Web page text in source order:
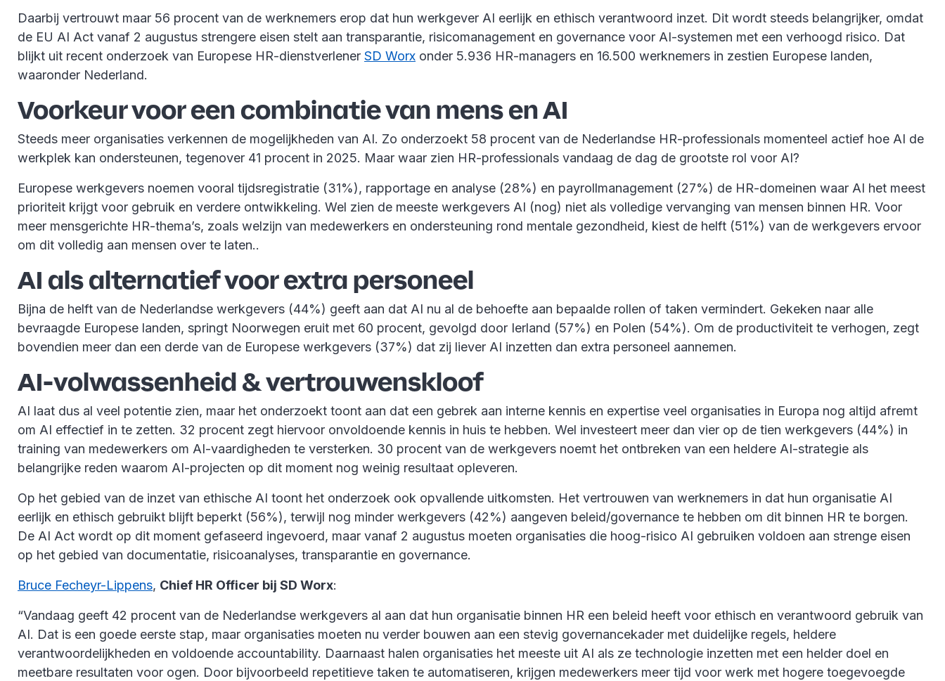
Daarbij vertrouwt maar 56 procent van de werknemers erop dat hun werkgever AI eerlijk en ethisch verantwoord inzet. Dit wordt steeds belangrijker, omdat
de EU AI Act vanaf 2 augustus strengere eisen stelt aan transparantie, risicomanagement en governance voor AI-systemen met een verhoogd risico. Dat
blijkt uit recent onderzoek van Europese HR-dienstverlener SD Worx onder 5.936 HR-managers en 16.500 werknemers in zestien Europese landen,
waaronder Nederland.
Voorkeur voor een combinatie van mens en AI
Steeds meer organisaties verkennen de mogelijkheden van AI. Zo onderzoekt 58 procent van de Nederlandse HR-professionals momenteel actief hoe AI de
werkplek kan ondersteunen, tegenover 41 procent in 2025. Maar waar zien HR-professionals vandaag de dag de grootste rol voor AI?
Europese werkgevers noemen vooral tijdsregistratie (31%), rapportage en analyse (28%) en payrollmanagement (27%) de HR-domeinen waar AI het meest
prioriteit krijgt voor gebruik en verdere ontwikkeling. Wel zien de meeste werkgevers AI (nog) niet als volledige vervanging van mensen binnen HR. Voor
meer mensgerichte HR-thema’s, zoals welzijn van medewerkers en ondersteuning rond mentale gezondheid, kiest de helft (51%) van de werkgevers ervoor
om dit volledig aan mensen over te laten..
AI als alternatief voor extra personeel
Bijna de helft van de Nederlandse werkgevers (44%) geeft aan dat AI nu al de behoefte aan bepaalde rollen of taken vermindert. Gekeken naar alle
bevraagde Europese landen, springt Noorwegen eruit met 60 procent, gevolgd door Ierland (57%) en Polen (54%). Om de productiviteit te verhogen, zegt
bovendien meer dan een derde van de Europese werkgevers (37%) dat zij liever AI inzetten dan extra personeel aannemen.
AI-volwassenheid & vertrouwenskloof
AI laat dus al veel potentie zien, maar het onderzoekt toont aan dat een gebrek aan interne kennis en expertise veel organisaties in Europa nog altijd afremt
om AI effectief in te zetten. 32 procent zegt hiervoor onvoldoende kennis in huis te hebben. Wel investeert meer dan vier op de tien werkgevers (44%) in
training van medewerkers om AI-vaardigheden te versterken. 30 procent van de werkgevers noemt het ontbreken van een heldere AI-strategie als
belangrijke reden waarom AI-projecten op dit moment nog weinig resultaat opleveren.
Op het gebied van de inzet van ethische AI toont het onderzoek ook opvallende uitkomsten. Het vertrouwen van werknemers in dat hun organisatie AI
eerlijk en ethisch gebruikt blijft beperkt (56%), terwijl nog minder werkgevers (42%) aangeven beleid/governance te hebben om dit binnen HR te borgen.
De AI Act wordt op dit moment gefaseerd ingevoerd, maar vanaf 2 augustus moeten organisaties die hoog-risico AI gebruiken voldoen aan strenge eisen
op het gebied van documentatie, risicoanalyses, transparantie en governance.
Bruce Fecheyr-Lippens, Chief HR Officer bij SD Worx:
“Vandaag geeft 42 procent van de Nederlandse werkgevers al aan dat hun organisatie binnen HR een beleid heeft voor ethisch en verantwoord gebruik van
AI. Dat is een goede eerste stap, maar organisaties moeten nu verder bouwen aan een stevig governancekader met duidelijke regels, heldere
verantwoordelijkheden en voldoende accountability. Daarnaast halen organisaties het meeste uit AI als ze technologie inzetten met een helder doel en
meetbare resultaten voor ogen. Door bijvoorbeeld repetitieve taken te automatiseren, krijgen medewerkers meer tijd voor werk met hogere toegevoegde